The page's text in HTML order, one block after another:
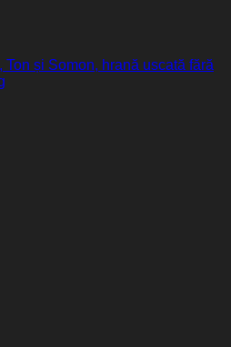
și Somon, hrană uscată fără